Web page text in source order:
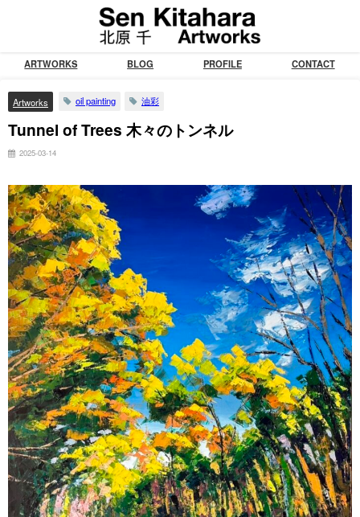
ARTWORKS BLOG PROFILE CONTACT
Artworks oil painting 油彩
Tunnel of Trees 木々のトンネル
2025-03-14